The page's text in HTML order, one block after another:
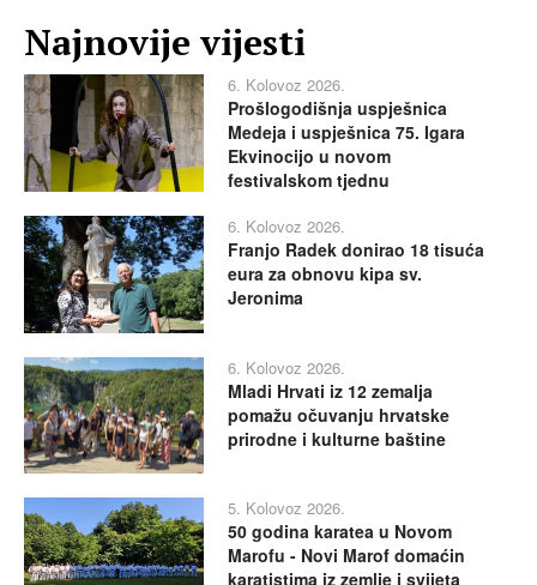
Najnovije vijesti
6. Kolovoz 2026.
Prošlogodišnja uspješnica
Medeja i uspješnica 75. Igara
Ekvinocijo u novom
festivalskom tjednu
6. Kolovoz 2026.
Franjo Radek donirao 18 tisuća
eura za obnovu kipa sv.
Jeronima
6. Kolovoz 2026.
Mladi Hrvati iz 12 zemalja
pomažu očuvanju hrvatske
prirodne i kulturne baštine
5. Kolovoz 2026.
50 godina karatea u Novom
Marofu - Novi Marof domaćin
karatistima iz zemlje i svijeta